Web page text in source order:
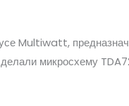
Multiwatt,
микросхему